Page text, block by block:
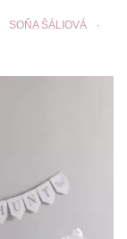
SOŇA ŠÁLIOVÁ